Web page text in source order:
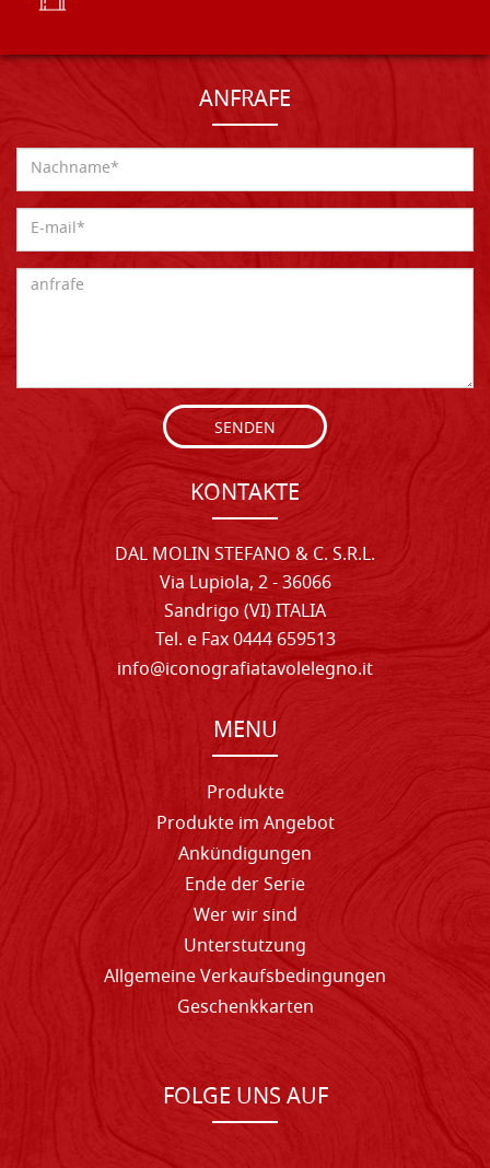
ANFRAFE
SENDEN
KONTAKTE
DAL MOLIN STEFANO & C. S.R.L.
Via Lupiola, 2 - 36066
Sandrigo (VI) ITALIA
Tel. e Fax 0444 659513
info@iconografiatavolelegno.it
MENU
Produkte
Produkte im Angebot
Ankündigungen
Ende der Serie
Wer wir sind
Unterstutzung
Allgemeine Verkaufsbedingungen
Geschenkkarten
FOLGE UNS AUF